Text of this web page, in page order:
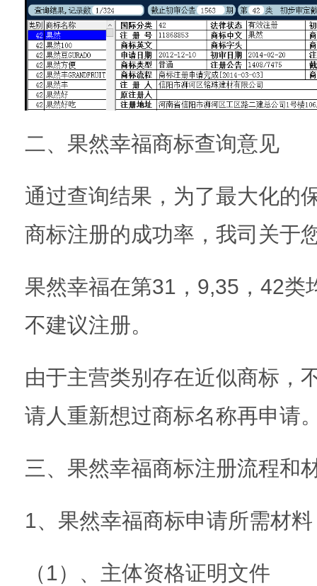
二、果然幸福商标查询意见
通过查询结果，为了最大化的
商标注册的成功率，我司关于
果然幸福在第31，9,35，42类
不建议注册。
由于主营类别存在近似商标，
请人重新想过商标名称再申请
三、果然幸福商标注册流程和
1、果然幸福商标申请所需材
（1）、主体资格证明文件